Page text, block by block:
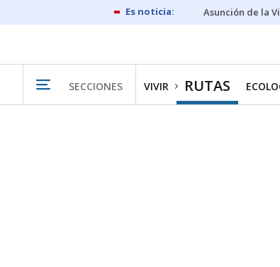
Asunción de la
SECCIONES VIVIR RUTAS